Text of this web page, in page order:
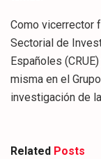
Como vicerrector
Sectorial de
Españoles
misma en el
investigación de
Related Posts